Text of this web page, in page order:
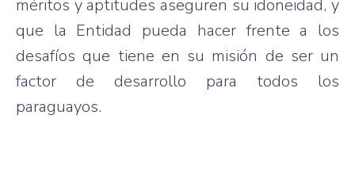
méritos y aptitudes aseguren su idoneidad, y
que la Entidad pueda hacer frente a los
desafíos que tiene en su misión de ser un
factor de desarrollo para todos los
paraguayos.